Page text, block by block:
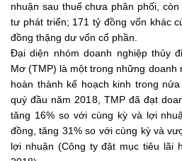
nhuận sau thuế chưa phân phối,
tư phát triển; 171 tỷ đồng vốn khác
đồng thặng dư vốn cổ phần.
Đại diện nhóm doanh nghiệp thủy
Mơ (TMP) là một trong những doanh
hoàn thành kế hoạch kinh trong
quý đầu năm 2018, TMP đã đạt
tăng 16% so với cùng kỳ và lợi
đồng, tăng 31% so với cùng kỳ và
lợi nhuận (Công ty đặt mục tiêu lãi